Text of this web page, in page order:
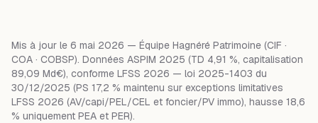
Mis à jour le 6 mai 2026 — Équipe Hagnéré Patrimoine (CIF ·
COA · COBSP). Données ASPIM 2025 (TD 4,91 %, capitalisation
89,09 Md€), conforme LFSS 2026 — loi 2025-1403 du
30/12/2025 (PS 17,2 % maintenu sur exceptions limitatives
LFSS 2026 (AV/capi/PEL/CEL et foncier/PV immo), hausse 18,6
% uniquement PEA et PER).